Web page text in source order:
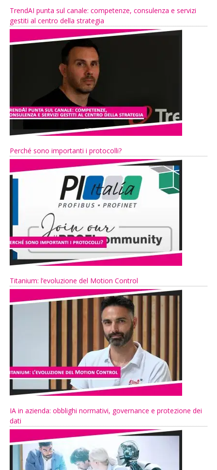
TrendAI punta sul canale: competenze, consulenza e servizi
gestiti al centro della strategia
Perché sono importanti i protocolli?
Titanium: l’evoluzione del Motion Control
IA in azienda: obblighi normativi, governance e protezione dei
dati